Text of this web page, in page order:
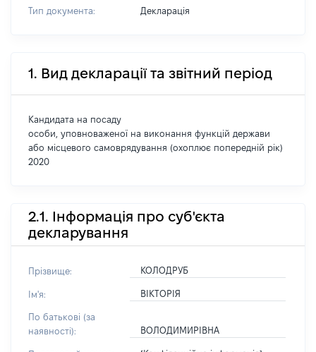
Тип документа: Декларація
1. Вид декларації та звітний період
Кандидата на посаду
особи, уповноваженої на виконання функцій держави
або місцевого самоврядування (охоплює попередній рік)
2020
2.1. Інформація про суб'єкта
декларування
Прізвище: КОЛОДРУБ
Ім'я: ВІКТОРІЯ
По батькові (за
наявності):
ВОЛОДИМИРІВНА